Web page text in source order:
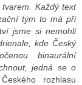
Každý text
tým to má při
jsme si nemohli
kde Český
binaurální
jedná se o
rozhlasu